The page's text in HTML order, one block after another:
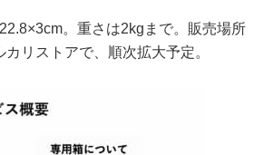
。重さは2kgまで。販売場所
リストアで、順次拡大予定。